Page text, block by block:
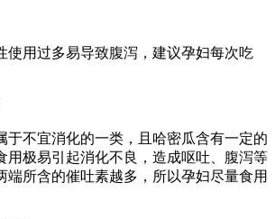
使用过多易导致腹泻，建议孕妇每次吃
于不宜消化的一类，且哈密瓜含有一定的
用极易引起消化不良，造成呕吐、腹泻等
端所含的催吐素越多，所以孕妇尽量食用